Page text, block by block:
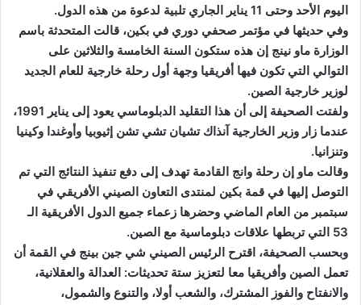
اليوم الأحد وحتى 11 يناير الجاري تلبية لدعوة من هذه الدول.
وفي حديثها في مؤتمر صحفي دوري في بكين، قالت المتحدثة باسم
الوزارة ماو نينج إن هذه ستكون السنة الخامسة والثلاثين على
التوالي التي تكون فيها أفريقيا وجهة أول رحلة خارجية للعام الجديد
لوزير خارجية الصين.
ولفتت الصحيفة إلى أن هذا التقليد الدبلوماسي يعود إلى يناير 1991،
عندما زار وزير الخارجية آنذاك تشيان تشي تشن إثيوبيا وأوغندا وكينيا
وتنزانيا.
وقالت ماو إن رحلة وانج القادمة تهدف إلى دفع تنفيذ النتائج التي تم
التوصل إليها في قمة بكين لمنتدى التعاون الصيني الأفريقي في
سبتمبر من العام الماضي وحضرها زعماء جميع الدول الأفريقية الـ
53 التي تربطها علاقات دبلوماسية مع الصين.
وبحسب الصحيفة، اقترح الرئيس الصيني شي جين بينج في القمة أن
تعمل الصين وأفريقيا معا لتعزيز ستة تحديثات: العدالة والعقلانية،
والانفتاح والفوز المشترك، والشعب أولا، والتنوع والشمول،